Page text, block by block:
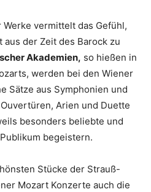
vermittelt das Gefühl,
der Zeit des Barock zu
Akademien, so hießen in
werden bei den Wiener
Sätze aus Symphonien und
Arien und Duette
besonders beliebte und
begeistern.
Stücke der Strauß-
Mozart Konzerte auch die